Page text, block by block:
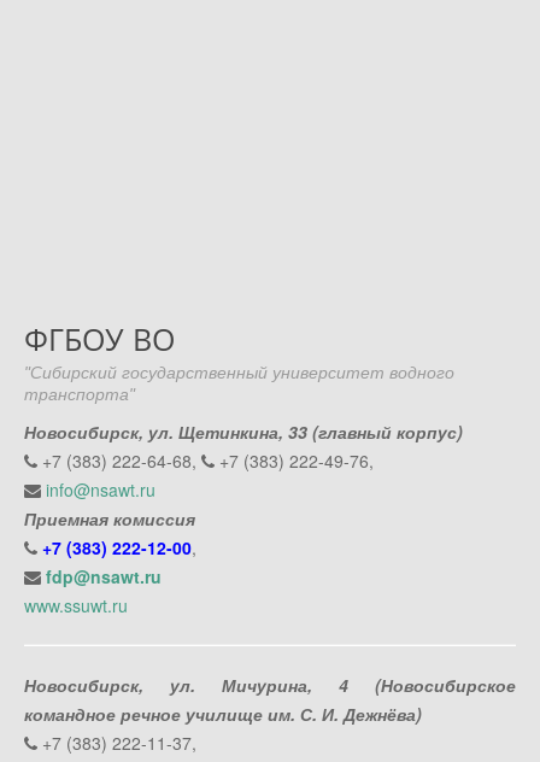
ФГБОУ ВО
"Сибирский государственный университет водного
транспорта"
Новосибирск, ул. Щетинкина, 33 (главный корпус)
+7 (383) 222-64-68,
+7 (383) 222-49-76,
info@nsawt.ru
Приемная комиссия
+7 (383) 222-12-00,
fdp@nsawt.ru
www.ssuwt.ru
Новосибирск, ул. Мичурина, 4 (Новосибирское
командное речное училище им. С. И. Дежнёва)
+7 (383) 222-11-37,